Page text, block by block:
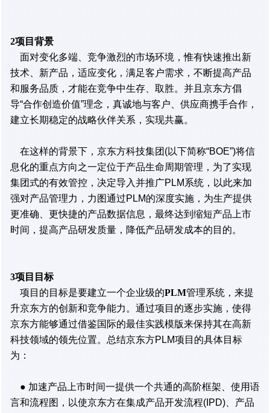
2项目背景
面对变化多端、竞争激烈的市场环境，惟有快速推出新
技术、新产品，适应变化，满足客户需求，不断提高产品
和服务品质，才能在竞争中生存、取胜。并且京东方倡
导“合作创造价值”理念，真诚地与客户、供应商携手合作，
建立长期稳定的战略伙伴关系，实现共赢。
在这样的背景下，京东方科技集团(以下简称“BOE”)将信
息化的重点方向之一定位于产品生命周期管理，为了实现
集团式的有效管控，决定导入并推广PLM系统，以此来加
强对产品管理力，力图通过PLM的深度实施，为生产提供
更准确、更快捷的产品数据信息，最终达到缩短产品上市
时间，提高产品研发质量，降低产品研发成本的目的。
3项目目标
项目的目标是要建立一个企业级的PLM管理系统，来提
升京东方的创新和竞争能力。通过项目的逐步实施，使得
京东方能够通过借鉴国际的最佳实践模版来保持其在高新
科技领域的领先位置。总结京东方PLM项目的具体目标
为：
● 加速产品上市时间一提供一个共通的高阶框架、使用语
言和流程图，以使京东方在集成产品开发流程(IPD)、产品